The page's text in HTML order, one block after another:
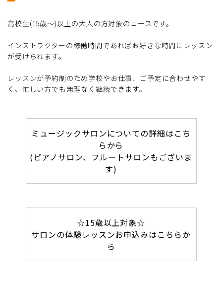
高校生(15歳～)以上の大人の方対象のコースです。
インストラクターの稼働時間であればお好きな時間にレッスン
が受けられます。
レッスンが予約制のため学校やお仕事、ご予定に合わせやす
く、忙しい方でも無理なく継続できます。
ミュージックサロンについての詳細はこち
らから
(ピアノサロン、フルートサロンもございま
す)
☆15歳以上対象☆
サロンの体験レッスンお申込みはこちらか
ら